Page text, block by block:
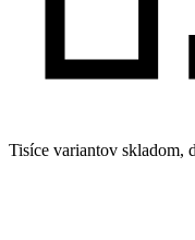
Tisíce variantov skladom,